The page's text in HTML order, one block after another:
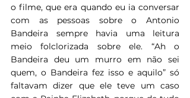
o filme, que era quando eu ia conversar
com as pessoas sobre o Antonio
Bandeira sempre havia uma leitura
meio folclorizada sobre ele. “Ah o
Bandeira deu um murro em não sei
quem, o Bandeira fez isso e aquilo” só
faltavam dizer que ele teve um caso